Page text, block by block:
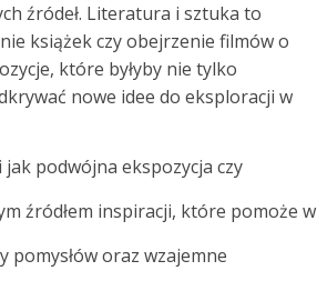
źródeł. Literatura i sztuka to
książek czy obejrzenie filmów o
które byłyby nie tylko
nowe idee do eksploracji w
podwójna ekspozycja czy
źródłem inspiracji, które pomoże w
pomysłów oraz wzajemne